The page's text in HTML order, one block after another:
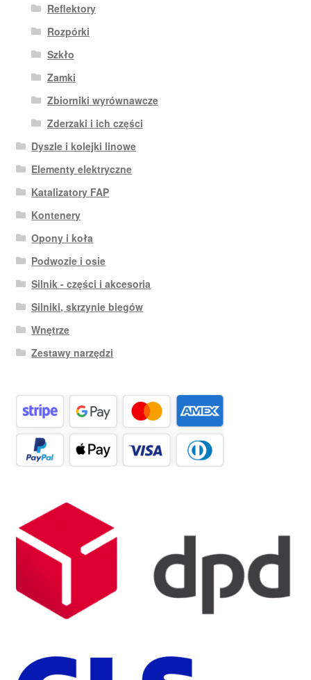
Reflektory
Rozpórki
Szkło
Zamki
Zbiorniki wyrównawcze
Zderzaki i ich części
Dyszle i kolejki linowe
Elementy elektryczne
Katalizatory FAP
Kontenery
Opony i koła
Podwozie i osie
Silnik - części i akcesoria
Silniki, skrzynie biegów
Wnętrze
Zestawy narzędzi